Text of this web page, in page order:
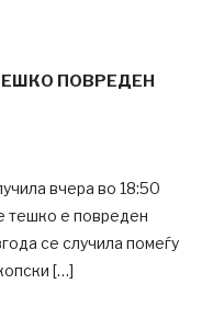
ПОВРЕДЕН
вчера во 18:50
тешко е повреден
се случила помеѓу
[…]